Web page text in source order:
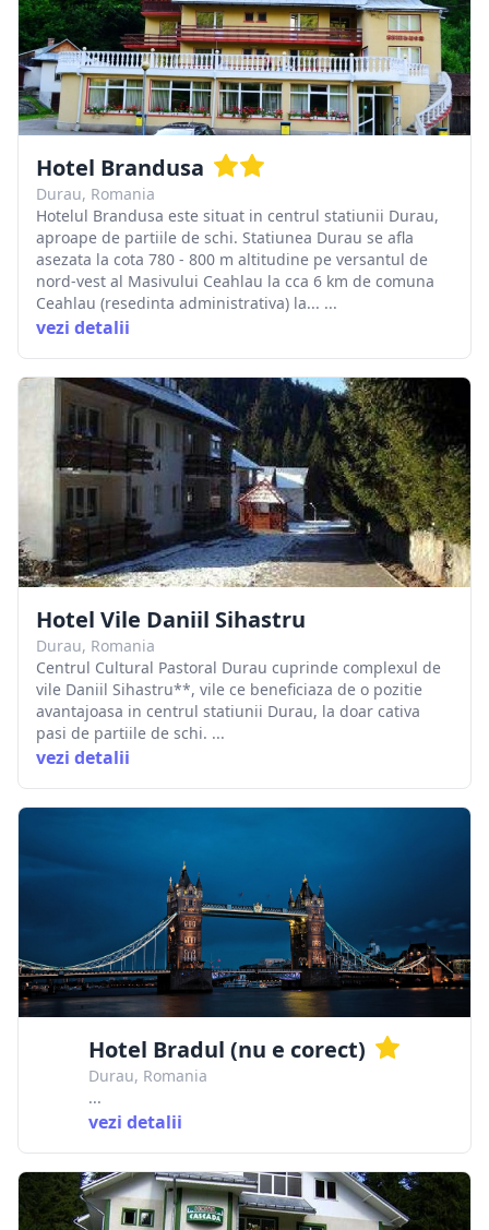
Hotel Brandusa
Durau, Romania
Hotelul Brandusa este situat in centrul statiunii Durau,
aproape de partiile de schi. Statiunea Durau se afla
asezata la cota 780 - 800 m altitudine pe versantul de
nord-vest al Masivului Ceahlau la cca 6 km de comuna
Ceahlau (resedinta administrativa) la... ...
vezi detalii
Hotel Vile Daniil Sihastru
Durau, Romania
Centrul Cultural Pastoral Durau cuprinde complexul de
vile Daniil Sihastru**, vile ce beneficiaza de o pozitie
avantajoasa in centrul statiunii Durau, la doar cativa
pasi de partiile de schi. ...
vezi detalii
Hotel Bradul (nu e corect)
Durau, Romania
...
vezi detalii